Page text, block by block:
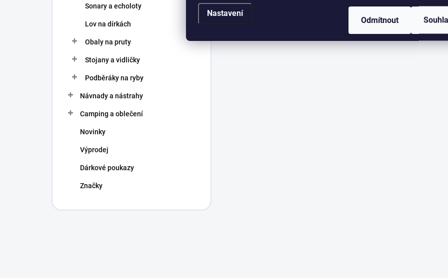
Nastavení
Odmítnout
Sonary a echoloty
Lov na dírkách
Obaly na pruty
Stojany a vidličky
Podběráky na ryby
Návnady a nástrahy
Camping a oblečení
Novinky
Výprodej
Dárkové poukazy
Značky